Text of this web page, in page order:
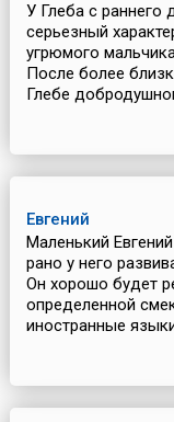
У Глеба с раннего
серьезный
угрюмого
После более
Глебе
Евгений
Маленький
рано у него
Он хорошо будет
определенной
иностранные